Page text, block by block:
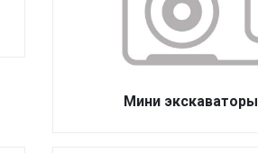
Мини экскаваторы